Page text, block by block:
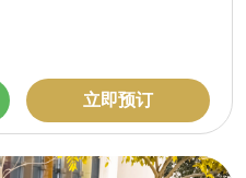
立即预订